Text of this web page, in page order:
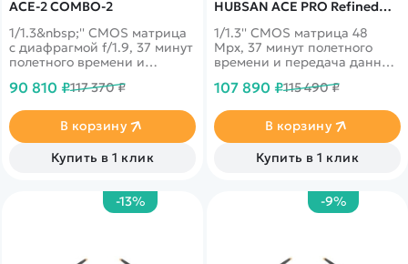
ACE-2 COMBO-2
1/1.3&nbsp;'' CMOS матрица
с диафрагмой f/1.9, 37 минут
полетного времени и
4k запись видео 30fps и
смартфон. Битрейт видео -
100Mbps - 200Mbps
90 810 ₽117 370 ₽
В корзину
Купить в 1 клик
HUBSAN ACE PRO Refined
1/1.3'' CMOS матрица 48
Mpx, 37 минут полетного
времени и передача данных
HDR 30fps и трансляция
Возможностью цифровой
передачи изображений
Syncreas 4.0.
107 890 ₽115 490 ₽
В корзину
Купить в 1 клик
-13% -9%